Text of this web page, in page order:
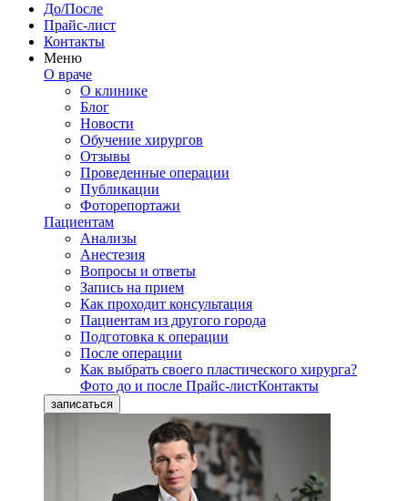
До/После
Прайс-лист
Контакты
Меню
О враче
О клинике
Блог
Новости
Обучение хирургов
Отзывы
Проведенные операции
Публикации
Фоторепортажи
Пациентам
Анализы
Анестезия
Вопросы и ответы
Запись на прием
Как проходит консультация
Пациентам из другого города
Подготовка к операции
После операции
Как выбрать своего пластического хирурга?
Фото до и после Прайс-листКонтакты
записаться